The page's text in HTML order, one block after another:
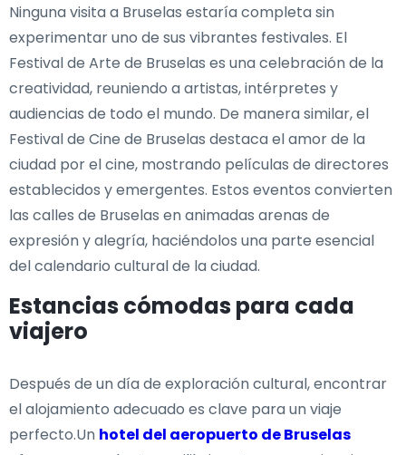
Ninguna visita a Bruselas estaría completa sin
experimentar uno de sus vibrantes festivales. El
Festival de Arte de Bruselas es una celebración de la
creatividad, reuniendo a artistas, intérpretes y
audiencias de todo el mundo. De manera similar, el
Festival de Cine de Bruselas destaca el amor de la
ciudad por el cine, mostrando películas de directores
establecidos y emergentes. Estos eventos convierten
las calles de Bruselas en animadas arenas de
expresión y alegría, haciéndolos una parte esencial
del calendario cultural de la ciudad.
Estancias cómodas para cada
viajero
Después de un día de exploración cultural, encontrar
el alojamiento adecuado es clave para un viaje
perfecto.Un hotel del aeropuerto de Bruselas